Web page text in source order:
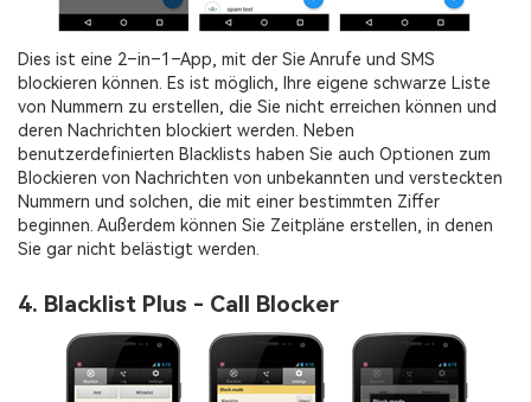
Dies ist eine 2–in–1–App, mit der Sie Anrufe und SMS
blockieren können. Es ist möglich, Ihre eigene schwarze Liste
von Nummern zu erstellen, die Sie nicht erreichen können und
deren Nachrichten blockiert werden. Neben
benutzerdefinierten Blacklists haben Sie auch Optionen zum
Blockieren von Nachrichten von unbekannten und versteckten
Nummern und solchen, die mit einer bestimmten Ziffer
beginnen. Außerdem können Sie Zeitpläne erstellen, in denen
Sie gar nicht belästigt werden.
4. Blacklist Plus - Call Blocker